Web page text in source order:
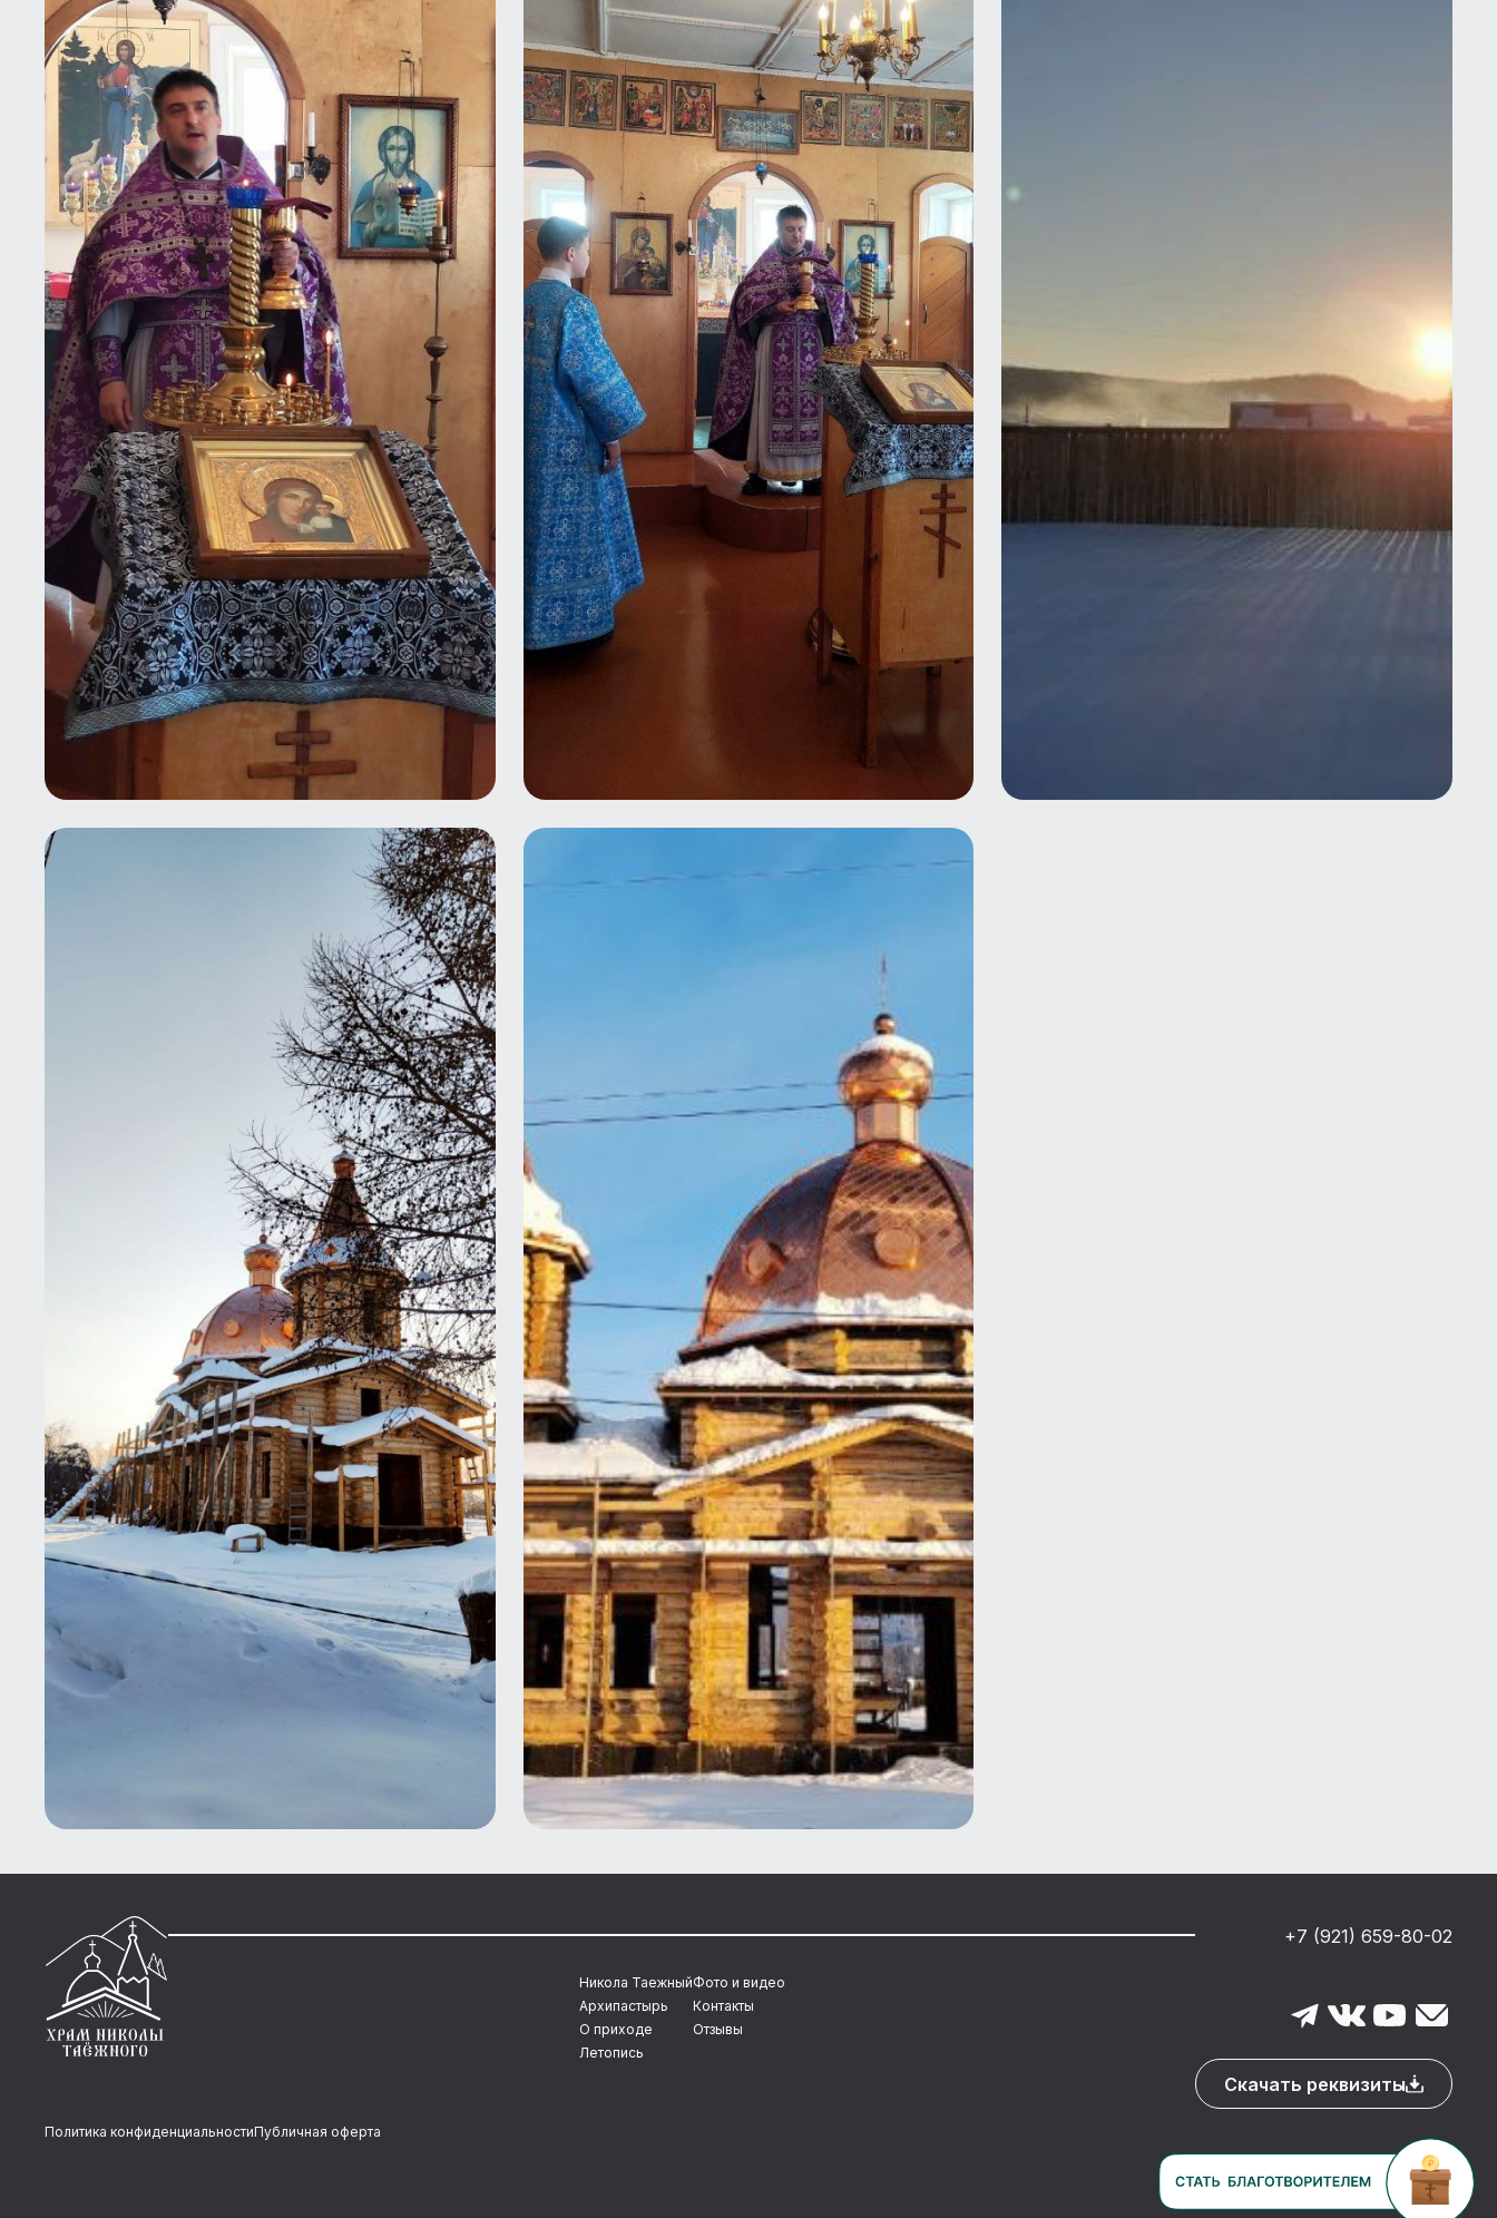
Никола Таежный
Архипастырь
О приходе
Летопись
Фото и видео
Контакты
Отзывы
+7 (921) 659-80-02
Скачать реквизиты
Политика конфиденциальностиПубличная оферта